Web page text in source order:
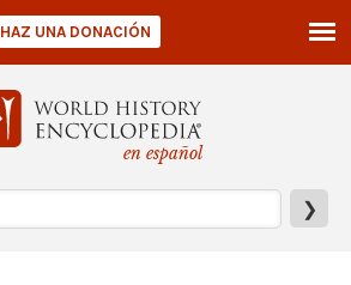
en español
❯
HAZ UNA DONACIÓN